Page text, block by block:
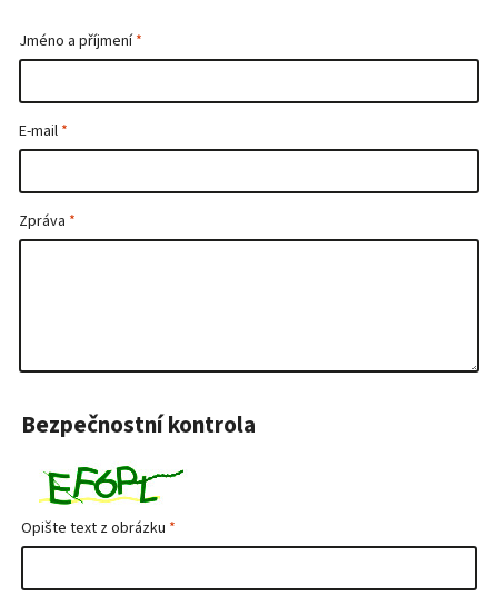
Jméno a příjmení
E-mail
Zpráva
Bezpečnostní kontrola
Opište text z obrázku